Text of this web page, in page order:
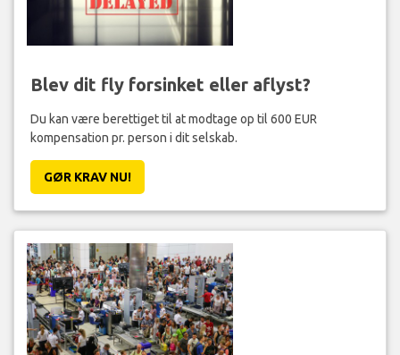
Blev dit fly forsinket eller aflyst?
Du kan være berettiget til at modtage op til 600 EUR
kompensation pr. person i dit selskab.
GØR KRAV NU!